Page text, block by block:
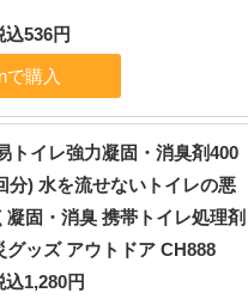
536円
トイレ強力凝固・消臭剤400
分) 水を流せないトイレの悪
凝固・消臭 携帯トイレ処理剤
グッズ アウトドア CH888
1,280円